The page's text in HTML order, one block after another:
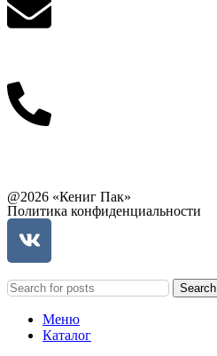
@2026 «Кениг Пак»
Политика конфиденциальности
Search
Меню
Каталог